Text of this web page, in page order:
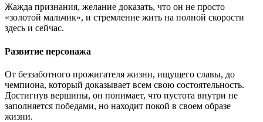
Жажда признания, желание доказать, что он не просто
«золотой мальчик», и стремление жить на полной скорости
здесь и сейчас.
Развитие персонажа
От беззаботного прожигателя жизни, ищущего славы, до
чемпиона, который доказывает всем свою состоятельность.
Достигнув вершины, он понимает, что пустота внутри не
заполняется победами, но находит покой в своем образе
жизни.